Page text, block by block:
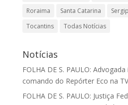
Roraima
Santa Catarina
Tocantins
Todas Notícias
Notícias
FOLHA DE S. PAULO:
comando do Repórter Eco na
FOLHA DE S. PAULO: Justiça